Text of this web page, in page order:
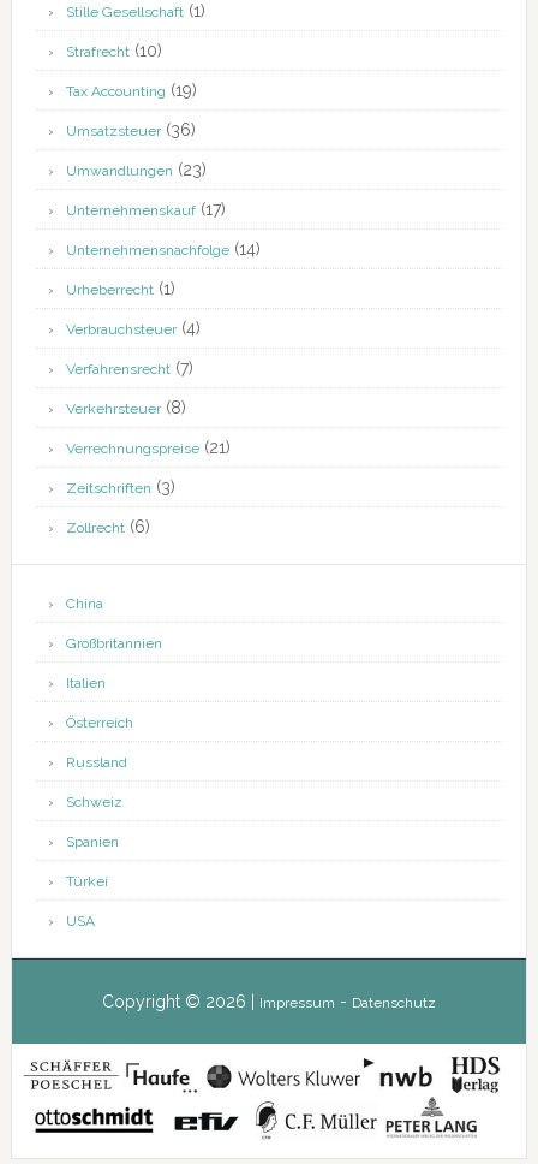
Stille Gesellschaft(1)
Strafrecht(10)
Tax Accounting (19)
Umsatzsteuer(36)
Umwandlungen (23)
Unternehmenskauf(17)
Unternehmensnachfolge(14)
Urheberrecht(1)
Verbrauchsteuer(4)
Verfahrensrecht(7)
Verkehrsteuer(8)
Verrechnungspreise(21)
Zeitschriften (3)
Zollrecht(6)
China
Großbritannien
Italien
Österreich
Russland
Schweiz
Spanien
Türkei
USA
Copyright © 2026 | Impressum - Datenschutz